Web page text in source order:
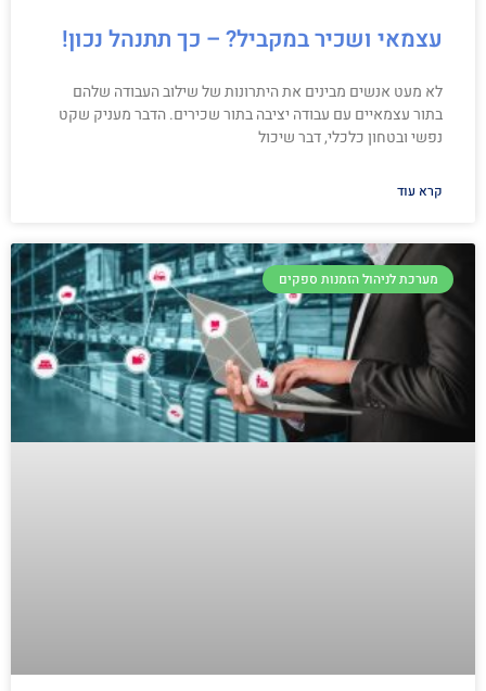
עצמאי ושכיר במקביל? – כך תתנהל נכון!
לא מעט אנשים מבינים את היתרונות של שילוב העבודה שלהם
בתור עצמאיים עם עבודה יציבה בתור שכירים. הדבר מעניק שקט
נפשי ובטחון כלכלי, דבר שיכול
קרא עוד
מערכת לניהול הזמנות ספקים